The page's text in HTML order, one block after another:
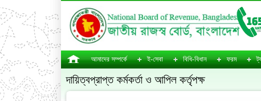
আমাদের সম্পর্কে ই-সেবা বিধি-বিধান ফরম
দায়িত্বপ্রাপ্ত কর্মকর্তা ও আপিল কর্তৃপক্ষ